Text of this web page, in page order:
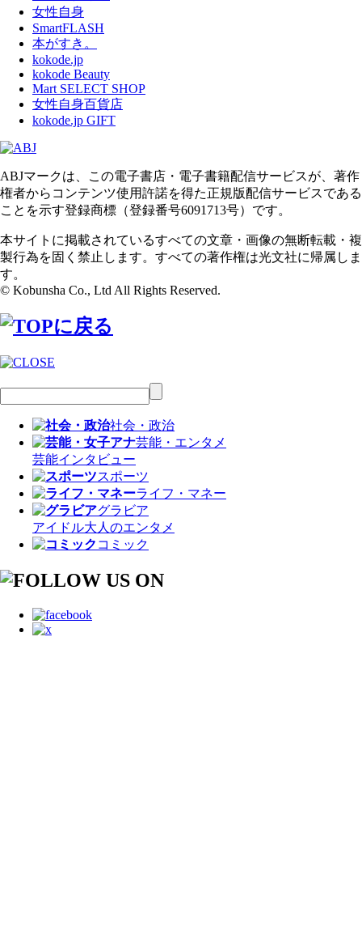
女性自身
SmartFLASH
本がすき。
kokode.jp
kokode Beauty
Mart SELECT SHOP
女性自身百貨店
kokode.jp GIFT
ABJマークは、この電子書店・電子書籍配信サービスが、著作
権者からコンテンツ使用許諾を得た正規版配信サービスである
ことを示す登録商標（登録番号6091713号）です。
本サイトに掲載されているすべての文章・画像の無断転載・複
製行為を固く禁止します。すべての著作権は光文社に帰属しま
す。
© Kobunsha Co., Ltd All Rights Reserved.
社会・政治
芸能・エンタメ
芸能インタビュー
スポーツ
ライフ・マネー
グラビア
アイドル大人のエンタメ
コミック